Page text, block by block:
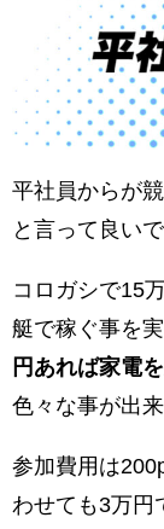
平社員からが
と言って良いで
コロガシで15
艇で稼ぐ事を
円あれば家電
色々な事が出来
参加費用は
わせても3万円